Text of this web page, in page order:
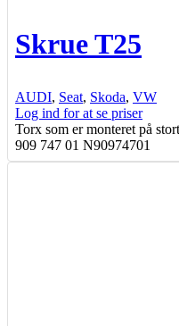
Skrue T25
AUDI, Seat, Skoda, VW
Log ind for at se priser
Torx som er monteret på
909 747 01 N90974701